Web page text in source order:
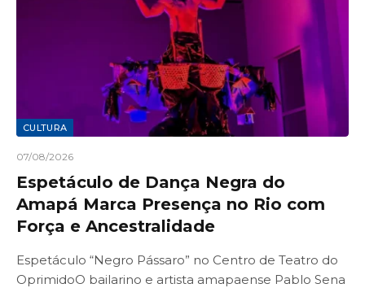
CULTURA
07/08/2026
Espetáculo de Dança Negra do
Amapá Marca Presença no Rio com
Força e Ancestralidade
Espetáculo “Negro Pássaro” no Centro de Teatro do
OprimidoO bailarino e artista amapaense Pablo Sena